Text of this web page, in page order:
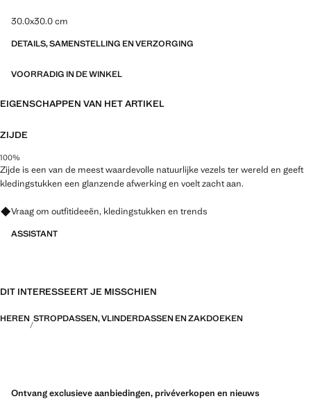
30.0x30.0 cm
DETAILS, SAMENSTELLING EN VERZORGING
VOORRADIG IN DE WINKEL
EIGENSCHAPPEN VAN HET ARTIKEL
ZIJDE
100%
Zijde is een van de meest waardevolle natuurlijke vezels ter wereld en geeft
kledingstukken een glanzende afwerking en voelt zacht aan.
Vraag om outfitideeën, kledingstukken en trends
ASSISTANT
DIT INTERESSEERT JE MISSCHIEN
HEREN STROPDASSEN, VLINDERDASSEN EN ZAKDOEKEN
Ontvang exclusieve aanbiedingen, privéverkopen en nieuws